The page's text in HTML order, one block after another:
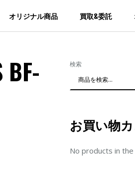
オリジナル商品 買取&委託
BF- 検索
お買い物
No products in the